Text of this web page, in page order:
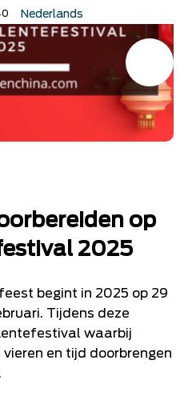
Nederlands
English
Deutsch
Menu
op Chinese Lentefestival 2025
op
2025
begint in 2025 op 29
Tijdens deze
waarbij
en tijd doorbrengen